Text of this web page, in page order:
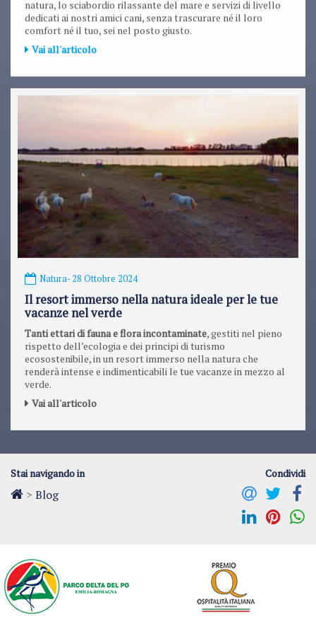
natura, lo sciabordio rilassante del mare e servizi di livello
dedicati ai nostri amici cani, senza trascurare né il loro
comfort né il tuo, sei nel posto giusto.
Vai all'articolo
Natura - 28 Ottobre 2024
Il resort immerso nella natura ideale per le tue
vacanze nel verde
Tanti ettari di fauna e flora incontaminate
, gestiti nel pieno
rispetto dell’ecologia e dei principi di turismo
ecosostenibile, in un resort immerso nella natura che
renderà intense e indimenticabili le tue vacanze in mezzo al
verde.
Vai all'articolo
Stai navigando in
> Blog
Condividi